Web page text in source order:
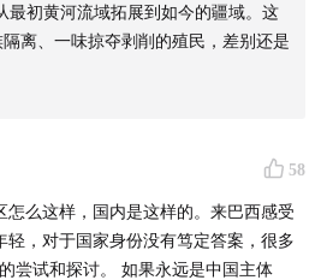
Leftright / JustPod / 播客一下
/ 忽左忽右
最初黄河流域拓展到如今的疆域。这
离、一味掠夺剥削的殖民，差别还是
58
怎么这样，国内是这样的。来巴西感受
轻，对于国家身份没有笃定答案，很多
的尝试和探讨。 如果永远是中国主体